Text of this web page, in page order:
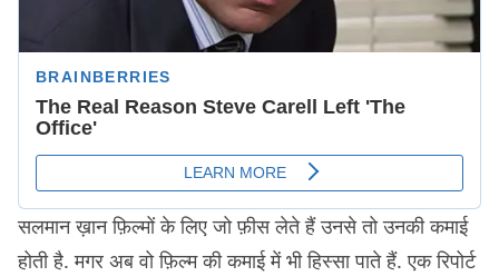
सलमान ख़ान फ़िल्मों के लिए जो फ़ीस लेते हैं उनसे तो उनकी कमाई
होती है. मगर अब वो फ़िल्म की कमाई में भी हिस्सा पाते हैं. एक रिपोर्ट